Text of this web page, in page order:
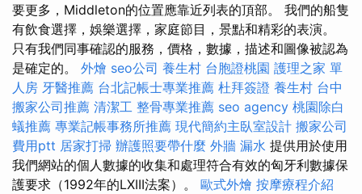
要更多，Middleton的位置應靠近列表的頂部。 我們的船隻
有飲食選擇，娛樂選擇，家庭節目，景點和精彩的表演。
只有我們同事確認的服務，價格，數據，描述和圖像被認為
是確定的。 外燴 seo公司 養生村 台胞證桃園 護理之家 單
人房 牙醫推薦 台北記帳士專業推薦 杜拜簽證 養生村 台中
搬家公司推薦 清潔工 整骨專業推薦 seo agency 桃園除白
蟻推薦 專業記帳事務所推薦 現代簡約主臥室設計 搬家公司
費用ptt 居家打掃 辦護照要帶什麼 外牆 漏水 提供用於使用
我們網站的個人數據的收集和處理符合有效的匈牙利數據保
護要求（1992年的LXIII法案）。 歐式外燴 按摩療程介紹